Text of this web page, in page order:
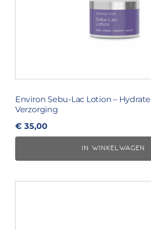
Environ Sebu-Lac Lotion –
Verzorging
€ 35,00
IN WINKELWAGEN